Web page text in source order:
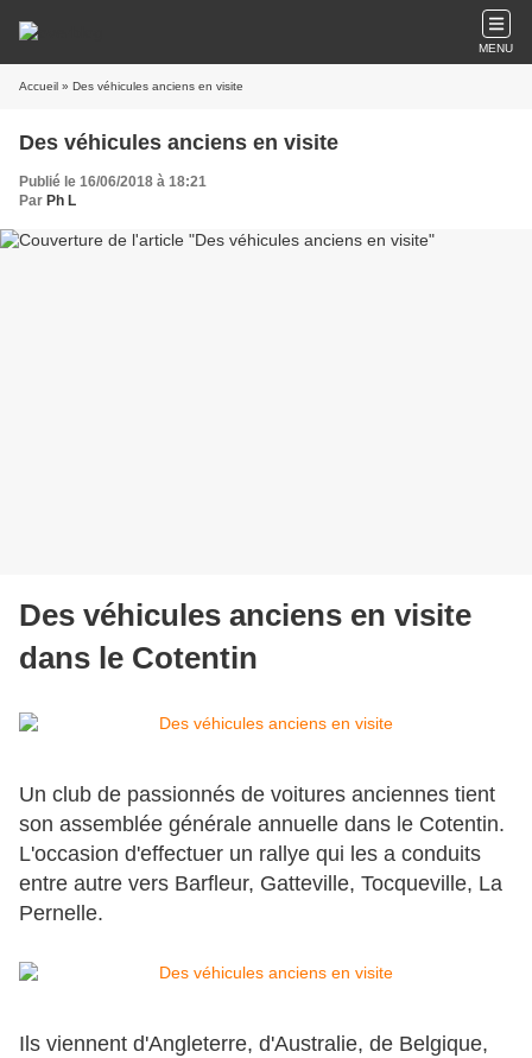
MENU
Accueil » Des véhicules anciens en visite
Des véhicules anciens en visite
Publié le 16/06/2018 à 18:21
Par Ph L
Des véhicules anciens en visite
dans le Cotentin
Un club de passionnés de voitures anciennes tient
son assemblée générale annuelle dans le Cotentin.
L'occasion d'effectuer un rallye qui les a conduits
entre autre vers Barfleur, Gatteville, Tocqueville, La
Pernelle.
Ils viennent d'Angleterre, d'Australie, de Belgique,